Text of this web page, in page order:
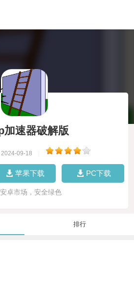
加速器破解版
2024-09-18
苹果下载 PC下载
安卓市场，安全绿色
排行